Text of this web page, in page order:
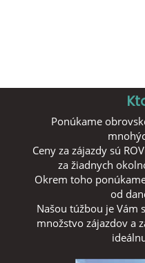
Ponúkame
Ceny za zájazdy sú
za žiadnych
Okrem toho
od
Našou túžbou je Vám
množstvo zájazdov a